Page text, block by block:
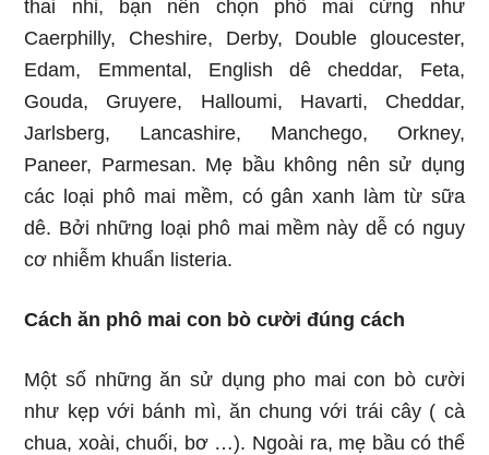
thai nhi, bạn nên chọn phô mai cứng như
Caerphilly, Cheshire, Derby, Double gloucester,
Edam, Emmental, English dê cheddar, Feta,
Gouda, Gruyere, Halloumi, Havarti, Cheddar,
Jarlsberg, Lancashire, Manchego, Orkney,
Paneer, Parmesan. Mẹ bầu không nên sử dụng
các loại phô mai mềm, có gân xanh làm từ sữa
dê. Bởi những loại phô mai mềm này dễ có nguy
cơ nhiễm khuẩn listeria.
Cách ăn phô mai con bò cười đúng cách
Một số những ăn sử dụng pho mai con bò cười
như kẹp với bánh mì, ăn chung với trái cây ( cà
chua, xoài, chuối, bơ …). Ngoài ra, mẹ bầu có thể